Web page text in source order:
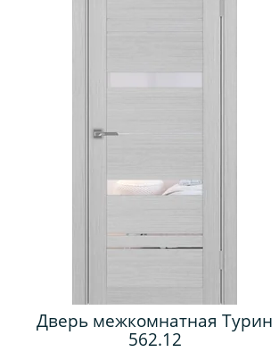
Дверь межкомнатная Турин
562.12